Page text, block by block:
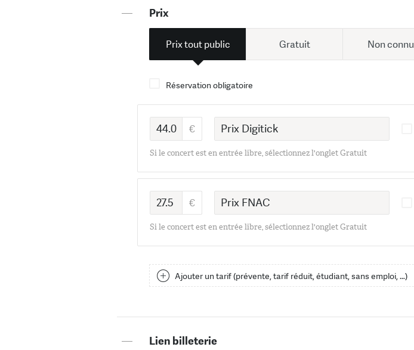
— Prix
Prix tout public Gratuit Non connu
Réservation obligatoire
Si le concert est en entrée libre, sélectionnez l'onglet Gratuit
Si le concert est en entrée libre, sélectionnez l'onglet Gratuit
Ajouter un tarif (prévente, tarif réduit, étudiant, sans emploi, …)
— Lien billeterie